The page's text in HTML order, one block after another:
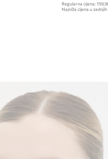
Regularna cijena:
Najniža cijena u